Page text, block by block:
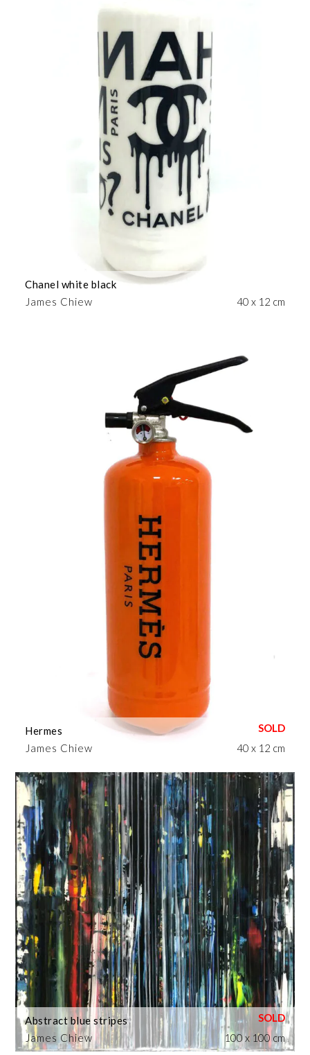
James Chiew
Chanel white black
40 x 12 cm
James Chiew
Hermes
40 x 12 cm
James Chiew
Abstract blue stripes
100 x 100 cm